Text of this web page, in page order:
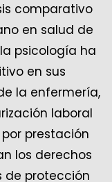
comparativo
en salud de
psicología ha
en sus
la enfermería,
laboral
prestación
los derechos
de protección